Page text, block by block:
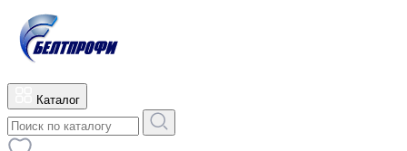
Каталог